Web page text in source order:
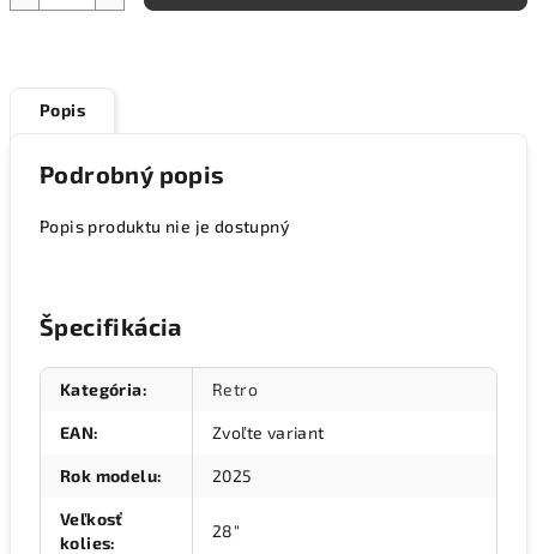
Popis
Podrobný popis
Popis produktu nie je dostupný
Špecifikácia
Kategória: Retro
EAN: Zvoľte variant
Rok modelu: 2025
Veľkosť
kolies:
28"